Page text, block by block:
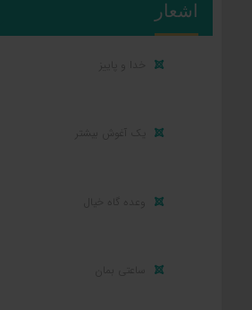
اشعار
یک آغوش بیشتر
وعده گاه خیال
ساعتی بمان